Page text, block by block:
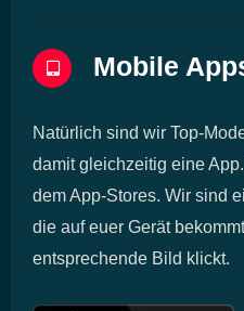
Mobile
Natürlich sind wir Top-
damit gleichzeitig eine
dem App-Stores. Wir sind
die auf euer Gerät
entsprechende Bild klickt.